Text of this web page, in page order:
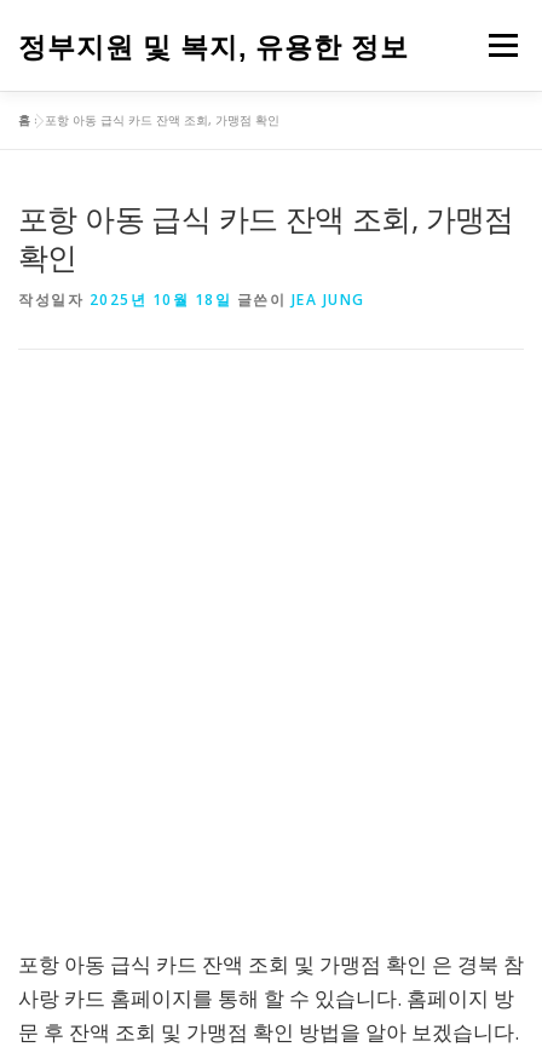
정부지원 및 복지, 유용한 정보 메뉴
홈 »포항 아동 급식 카드 잔액 조회, 가맹점 확인
포항 아동 급식 카드 잔액 조회, 가맹점
확인
작성일자 2025년 10월 18일 글쓴이 JEA JUNG
포항 아동 급식 카드 잔액 조회 및 가맹점 확인 은 경북 참
사랑 카드 홈페이지를 통해 할 수 있습니다. 홈페이지 방
문 후 잔액 조회 및 가맹점 확인 방법을 알아 보겠습니다.